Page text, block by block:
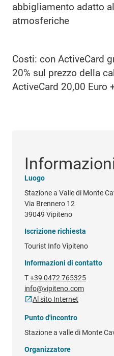
abbigliamento adatto
atmosferiche
Costi: con ActiveCard
20% sul prezzo della
ActiveCard 20,00 Euro
Luogo
Stazione a Valle di Monte
Via Brennero 12
39049 Vipiteno
Iscrizione richiesta
Tourist Info Vipiteno
Informazioni di contatto
T+39 0472 765325
info@vipiteno.com
Al sito Internet
Punto d'incontro
Stazione a valle di Monte
Organizzatore